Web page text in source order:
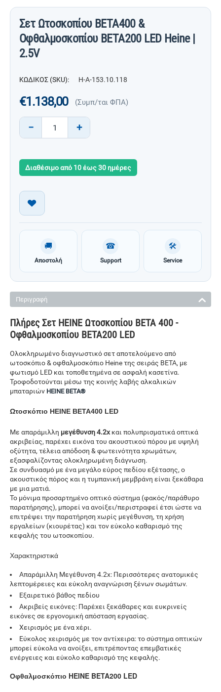
Σετ Ωτοσκοπίου BETA400 &
Οφθαλμοσκοπίου ΒΕΤΑ200 LED Heine |
2.5V
ΚΩΔΙΚΟΣ (SKU): H-A-153.10.118
€1.138,00 (Συμπ/ται ΦΠΑ)
+
−
Διαθέσιμο από 10 έως 30 ημέρες
🚚
Αποστολή
☎
Support
🛠
Service
Περιγραφή
Πλήρες Σετ HEINE Ωτοσκοπίου BETA 400 -
Οφθαλμοσκοπίου BETA200 LED
Ολοκληρωμένο διαγνωστικό σετ αποτελούμενο από
ωτοσκόπιο & οφθαλμοσκόπιο Heine της σειράς BETA, με
φωτισμό LED και τοποθετημένα σε ασφαλή κασετίνα.
Τροφοδοτούνται μέσω της κοινής λαβής αλκαλικών
μπαταριών HEINE BETA®
Ωτοσκόπιο HEINE BETA400 LED
Με απαράμιλλη μεγέθυνση 4.2x και πολυπρισματικά οπτικά
ακριβείας, παρέχει εικόνα του ακουστικού πόρου με υψηλή
οξύτητα, τέλεια απόδοση & φωτεινότητα χρωμάτων,
εξασφαλίζοντας ολοκληρωμένη διάγνωση.
Σε συνδυασμό με ένα μεγάλο εύρος πεδίου εξέτασης, ο
ακουστικός πόρος και η τυμπανική μεμβράνη είναι ξεκάθαρα
με μια ματιά.
Το μόνιμα προσαρτημένο οπτικό σύστημα (φακός/παράθυρο
παρατήρησης), μπορεί να ανοίξει/περιστραφεί έτσι ώστε να
επιτρέψει την παρατήρηση χωρίς μεγέθυνση, τη χρήση
εργαλείων (κιουρέτας) και τον εύκολο καθαρισμό της
κεφαλής του ωτοσκοπίου.
Χαρακτηριστικά
Απαράμιλλη Μεγέθυνση 4.2x: Περισσότερες ανατομικές
λεπτομέρειες και εύκολη αναγνώριση ξένων σωμάτων.
Εξαιρετικό βάθος πεδίου
Ακριβείς εικόνες: Παρέχει ξεκάθαρες και ευκρινείς
εικόνες σε εργονομική απόσταση εργασίας.
Χειρισμός με ένα χέρι.
Εύκολος χειρισμός με τον αντίχειρα: το σύστημα οπτικών
μπορεί εύκολα να ανοίξει, επιτρέποντας επεμβατικές
ενέργειες και εύκολο καθαρισμό της κεφαλής.
Οφθαλμοσκόπιο HEINE BETA200 LED